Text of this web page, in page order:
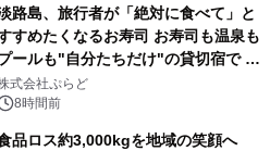
路島、旅行者が「絶対に食べて」と
すめたくなるお寿司 お寿司も温泉も
ールも"自分たちだけ"の貸切宿で 1
1組限定「岩屋温泉 絵島別庭 海と
」の握り寿司プラン
式会社ぷらど
8時間前
品ロス約3,000kgを地域の笑顔へ